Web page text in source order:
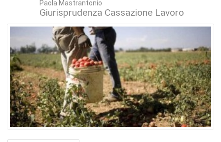
Paola Mastrantonio
Giurisprudenza Cassazione Lavoro